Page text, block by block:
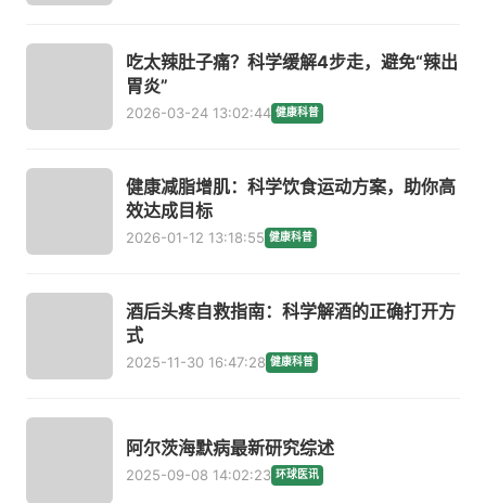
吃太辣肚子痛？科学缓解4步走，避免“辣出
胃炎”
2026-03-24 13:02:44 健康科普
健康减脂增肌：科学饮食运动方案，助你高
效达成目标
2026-01-12 13:18:55 健康科普
酒后头疼自救指南：科学解酒的正确打开方
式
2025-11-30 16:47:28 健康科普
阿尔茨海默病最新研究综述
2025-09-08 14:02:23 环球医讯